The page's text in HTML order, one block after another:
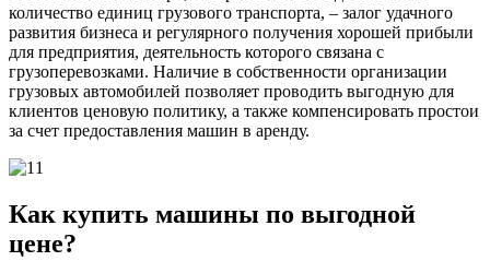
количество единиц грузового транспорта, – залог удачного
развития бизнеса и регулярного получения хорошей прибыли
для предприятия, деятельность которого связана с
грузоперевозками. Наличие в собственности организации
грузовых автомобилей позволяет проводить выгодную для
клиентов ценовую политику, а также компенсировать простои
за счет предоставления машин в аренду.
Как купить машины по выгодной
цене?